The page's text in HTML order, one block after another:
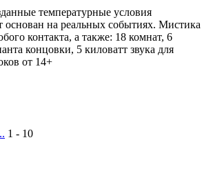
температурные условия
основан на реальных событиях. Мистика
контакта, а также: 18 комнат, 6
концовки, 5 киловатт звука для
от 14+
1 - 10